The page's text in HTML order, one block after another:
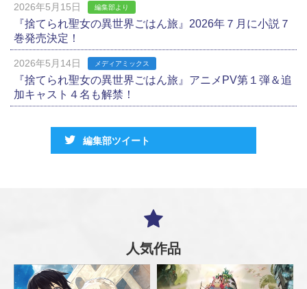
2026年5月15日 編集部より
『捨てられ聖女の異世界ごはん旅』2026年７月に小説７
巻発売決定！
2026年5月14日 メディアミックス
『捨てられ聖女の異世界ごはん旅』アニメPV第１弾＆追
加キャスト４名も解禁！
編集部ツイート
人気作品